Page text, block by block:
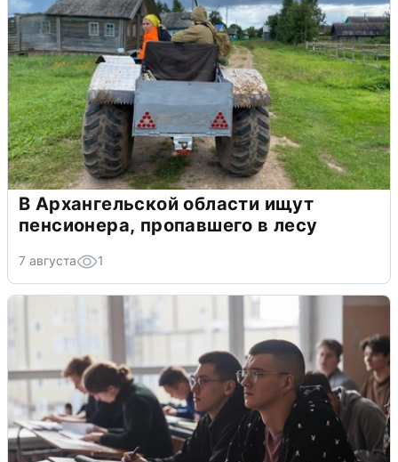
В Архангельской области ищут
пенсионера, пропавшего в лесу
7 августа 1